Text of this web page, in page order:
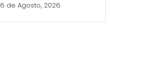
6 de Agosto, 2026